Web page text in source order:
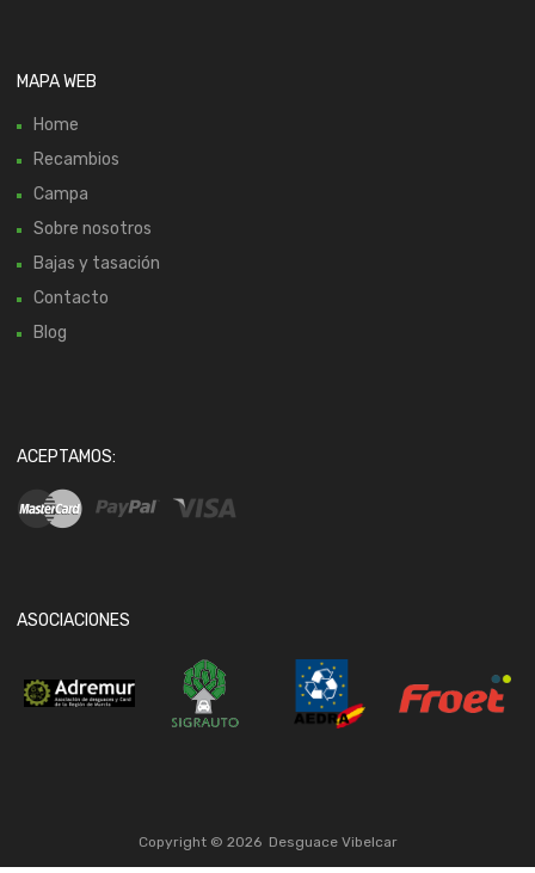
MAPA WEB
Home
Recambios
Campa
Sobre nosotros
Bajas y tasación
Contacto
Blog
ACEPTAMOS:
ASOCIACIONES
Copyright © 2026 Desguace Vibelcar